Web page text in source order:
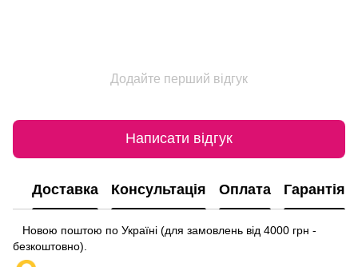
Додайте перший відгук
Написати відгук
Доставка Консультація Оплата Гарантія
Новою поштою по Україні (для замовлень від 4000 грн -
безкоштовно).